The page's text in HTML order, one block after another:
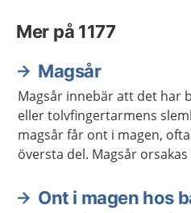
Mer på 1177
Magsår
Magsår innebär att det har
eller tolvfingertarmens
magsår får ont i magen,
översta del. Magsår
magsår. De allra flesta blir
Ont i magen hos